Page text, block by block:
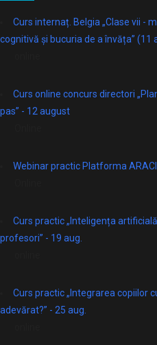
Curs internaț. Belgia „Clase vii -
cognitivă și bucuria de a învăța” (11
Curs online concurs directori
pas” - 12 august
Webinar practic Platforma
Curs practic „Inteligența
profesori” - 19 aug.
Curs practic „Integrarea copiilor
adevărat?” - 25 aug.